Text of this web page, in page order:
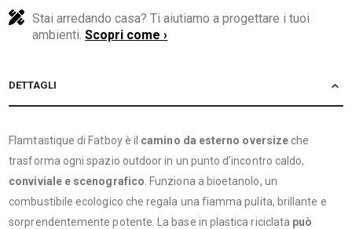
Stai arredando casa? Ti aiutiamo a progettare i tuoi
ambienti.Scopri come ›
DETTAGLI
Flamtastique di Fatboy è il camino da esterno oversizeche
trasforma ogni spazio outdoor in un punto d’incontro caldo,
conviviale e scenografico . Funziona a bioetanolo, un
combustibile ecologico che regala una fiamma pulita, brillante e
sorprendentemente potente. La base in plastica riciclata può